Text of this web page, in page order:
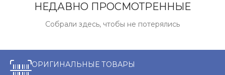
НЕДАВНО ПРОСМОТРЕННЫЕ
Собрали здесь, чтобы не потерялись
ОРИГИНАЛЬНЫЕ ТОВАРЫ